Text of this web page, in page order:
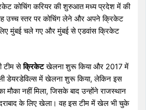
कोचिंग करियर की शुरुआत मध्य प्रदेश में की
उच्च स्तर पर कोचिंग लेने और अपने क्रिकेट
मुंबई चले गए और मुंबई से एडवांस क्रिकेट
टीम सेक्रिकेटखेलना शुरू किया और 2017 में
डेयरडेविल्स में खेलना शुरू किया, लेकिन इस
मौका नहीं मिला, जिसके बाद उन्होंने राजस्थान
के लिए खेला। वह इस टीम में खेल भी चुके